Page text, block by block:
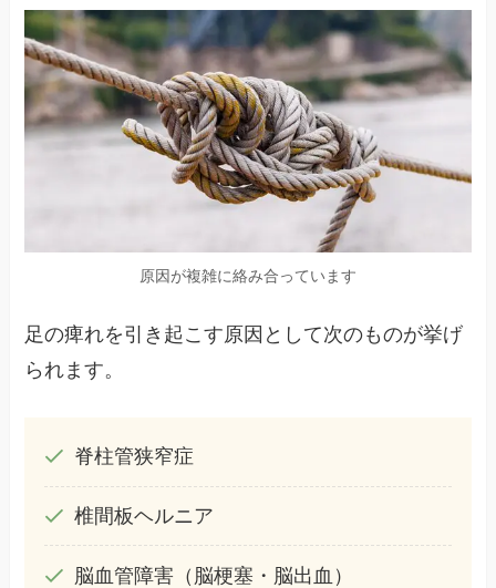
原因が複雑に絡み合っています
足の痺れを引き起こす原因として次のものが挙げ
られます。
脊柱管狭窄症
椎間板ヘルニア
脳血管障害（脳梗塞・脳出血）